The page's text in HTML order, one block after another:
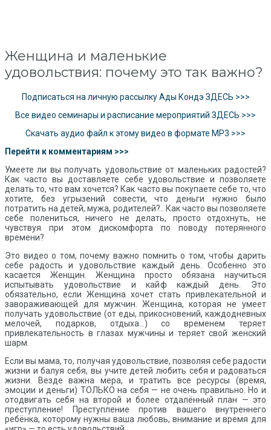
Женщина и маленькие
удовольствия: почему это так важно?
Подписаться на личную рассылку Ады Кондэ ЗДЕСЬ >>>
Все видео семинары и расписание мероприятий ЗДЕСЬ >>>
Скачать аудио файл к этому видео в формате MP3 >>>
Перейти к комментариям >>>
Умеете ли вы получать удовольствие от маленьких радостей?
Как часто вы доставляете себе удовольствие и позволяете
делать то, что вам хочется? Как часто вы покупаете себе то, что
хотите, без угрызений совести, что деньги нужно было
потратить на детей, мужа, родителей?.. Как часто вы позволяете
себе полениться, ничего не делать, просто отдохнуть, не
чувствуя при этом дискомфорта по поводу потерянного
времени?
Это видео о том, почему важно помнить о том, чтобы дарить
себе радость и удовольствие каждый день. Особенно это
касается Женщин. Женщина просто обязана научиться
испытывать удовольствие и кайф каждый день. Это
обязательно, если Женщина хочет стать привлекательной и
завораживающей для мужчин. Женщина, которая не умеет
получать удовольствие (от еды, прикосновений, каждодневных
мелочей, подарков, отдыха…) со временем теряет
привлекательность в глазах мужчины и теряет свой женский
шарм.
Если вы мама, то, получая удовольствие, позволяя себе радости
жизни и балуя себя, вы учите детей любить себя и радоваться
жизни. Везде важна мера, и тратить все ресурсы (время,
эмоции и деньги) ТОЛЬКО на себя — не очень правильно. Но и
отодвигать себя на второй и более отдалённый план — это
преступление! Преступление против вашего внутреннего
ребёнка, которому нужны ваша любовь, внимание и время для